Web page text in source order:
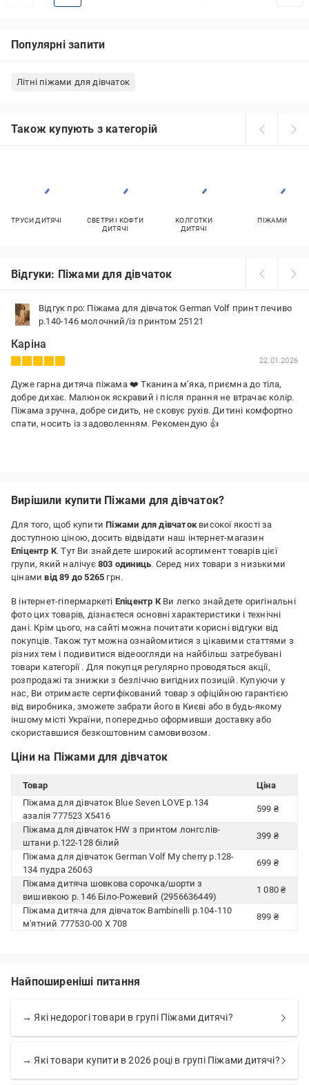
Популярні запити
Літні піжами для дівчаток
Також купують з категорій
ТРУСИ ДИТЯЧІ
СВЕТРИ І КОФТИ
ДИТЯЧІ
КОЛГОТКИ
ДИТЯЧІ
ПІЖАМИ
Відгуки: Піжами для дівчаток
Відгук про: Піжама для дівчаток German Volf принт печиво
р.140-146 молочний/із принтом 25121
Каріна
22.01.2026
Дуже гарна дитяча піжама ❤️ Тканина м’яка, приємна до тіла,
добре дихає. Малюнок яскравий і після прання не втрачає колір.
Піжама зручна, добре сидить, не сковує рухів. Дитині комфортно
спати, носить із задоволенням. Рекомендую 👍
Вирішили купити Піжами для дівчаток?
Для того, щоб купитиПіжами для дівчаток високої якості за
доступною ціною, досить відвідати наш інтернет-магазин
Епіцентр К. Тут Ви знайдете широкий асортимент товарів цієї
групи, який налічує 803 одиниць. Серед них товари з низькими
цінамивід 89 до 5265 грн.
В інтернет-гіпермаркеті Епіцентр КВи легко знайдете оригінальні
фото цих товарів, дізнаєтеся основні характеристики і технічні
дані. Крім цього, на сайті можна почитати корисні відгуки від
покупців. Також тут можна ознайомитися з цікавими статтями з
різних тем і подивитися відеоогляди на найбільш затребувані
товари категорії . Для покупця регулярно проводяться акції,
розпродажі та знижки з безліччю вигідних позицій. Купуючи у
нас, Ви отримаєте сертифікований товар з офіційною гарантією
від виробника, зможете забрати його в Києві або в будь-якому
іншому місті України, попередньо оформивши доставку або
скориставшися безкоштовним самовивозом.
Ціни на Піжами для дівчаток
Товар
Ціна
Піжама для дівчаток Blue Seven LOVE р.134
азалія 777523 X5416
599 ₴
Піжама для дівчаток HW з принтом лонгслів-
штани р.122-128 білий
399 ₴
Піжама для дівчаток German Volf My cherry р.128-
134 пудра 26063
699 ₴
Піжама дитяча шовкова сорочка/шорти з
вишивкою р. 146 Біло-Рожевий (2956636449)
1 080 ₴
Піжама дитяча для дівчаток Bambinelli р.104-110
м'ятний 777530-00 X 708
899 ₴
Найпоширеніші питання
→ Які недорогі товари в групі Піжами дитячі?
→ Які товари купити в 2026 році в групі Піжами дитячі?